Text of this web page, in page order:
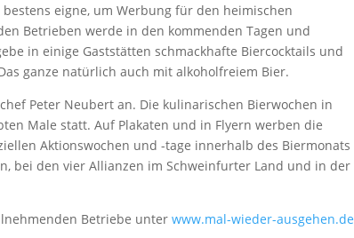
eigne, um Werbung für den heimischen
Betrieben werde in den kommenden Tagen und
in einige Gaststätten schmackhafte Biercocktails und
ganze natürlich auch mit alkoholfreiem Bier.
Peter Neubert an. Die kulinarischen Bierwochen in
Male statt. Auf Plakaten und in Flyern werben die
Aktionswochen und -tage innerhalb des Biermonats
bei den vier Allianzen im Schweinfurter Land und in der
Betriebe unterwww.mal-wieder-ausgehen.de